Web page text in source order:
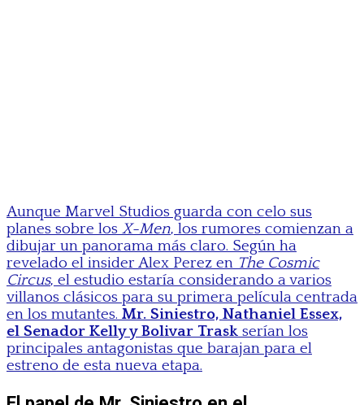
Aunque Marvel Studios guarda con celo sus
planes sobre los X-Men, los rumores comienzan a
dibujar un panorama más claro. Según ha
revelado el insider Alex Perez en The Cosmic
Circus, el estudio estaría considerando a varios
villanos clásicos para su primera película centrada
en los mutantes. Mr. Siniestro, Nathaniel Essex,
el Senador Kelly y Bolivar Trask serían los
principales antagonistas que barajan para el
estreno de esta nueva etapa.